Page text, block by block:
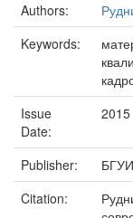
Authors:
Keywords:
Issue
Date:
2015
Publisher:
Citation: